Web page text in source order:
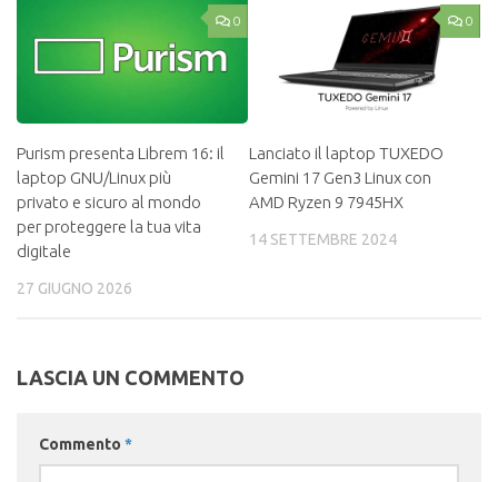
0
Purism presenta Librem 16: il
laptop GNU/Linux più
privato e sicuro al mondo
per proteggere la tua vita
digitale
27 GIUGNO 2026
0
Lanciato il laptop TUXEDO
Gemini 17 Gen3 Linux con
AMD Ryzen 9 7945HX
14 SETTEMBRE 2024
LASCIA UN COMMENTO
Commento *